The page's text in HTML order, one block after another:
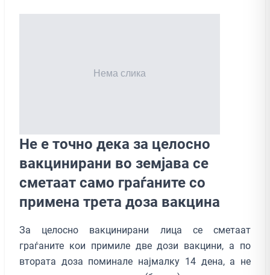
Не е точно дека за целосно
вакцинирани во земјава се
сметаат само граѓаните со
примена трета доза вакцина
За целосно вакцинирани лица се сметаат
граѓаните кои примиле две дози вакцини, а по
втората доза поминале најмалку 14 дена, а не